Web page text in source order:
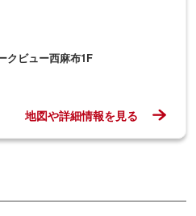
クビュー西麻布1F
地図や詳細情報を見る